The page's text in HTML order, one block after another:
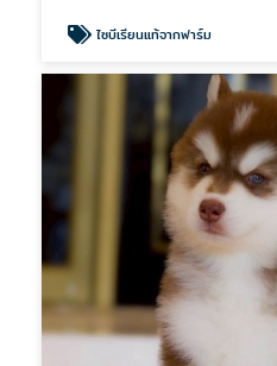
ไซบีเรียนแท้จากฟาร์ม